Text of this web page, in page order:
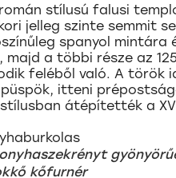
stílusú falusi
jelleg szinte semmit
spanyol
majd a többi része az
feléből való. A török
itteni
átépítették a
kőfurnér